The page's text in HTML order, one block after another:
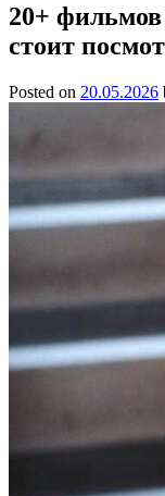
20+
стоит
Posted on 20.05.2026